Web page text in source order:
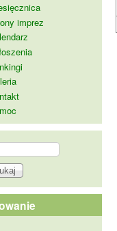
imprez
wyszukiwania